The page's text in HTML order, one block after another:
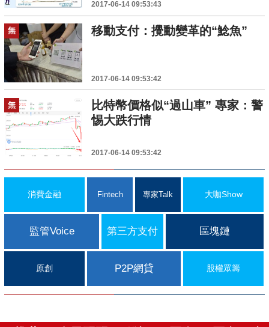
2017-06-14 09:53:43
無 移動支付：攪動變革的“鯰魚”
2017-06-14 09:53:42
無
比特幣價格似“過山車” 專家：警
惕大跌行情
2017-06-14 09:53:42
消費金融 Fintech 專家Talk 大咖Show
監管Voice 第三方支付 區塊鏈
原創 P2P網貸 股權眾籌